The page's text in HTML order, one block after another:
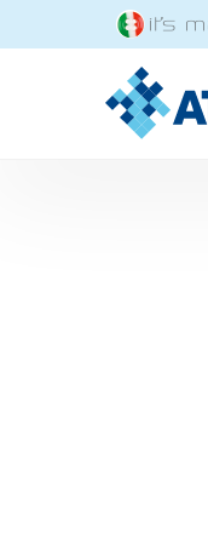
Salta al contenuto principale